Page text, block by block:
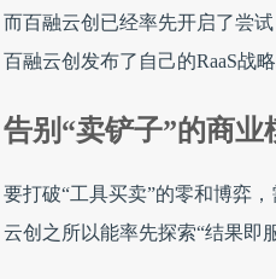
而百融云创已经率先开启了尝
百融云创发布了自己的RaaS战
告别“卖铲子”的商业
要打破“工具买卖”的零和博弈
云创之所以能率先探索“结果即